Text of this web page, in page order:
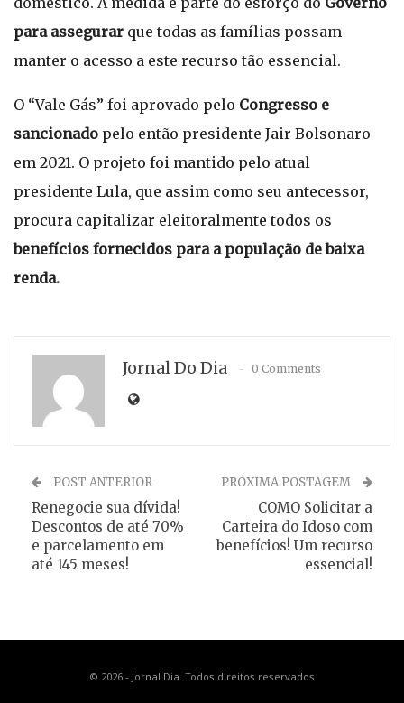
para assegurar que todas as famílias possam
manter o acesso a este recurso tão essencial.
O “Vale Gás” foi aprovado pelo Congresso e
sancionado pelo então presidente Jair Bolsonaro
em 2021. O projeto foi mantido pelo atual
presidente Lula, que assim como seu antecessor,
procura capitalizar eleitoralmente todos os
benefícios fornecidos para a população de baixa
renda.
Jornal Do Dia 0 Comments
POST ANTERIOR
Renegocie sua dívida!
Descontos de até 70%
e parcelamento em
até 145 meses!
PRÓXIMA POSTAGEM
COMO Solicitar a
Carteira do Idoso com
benefícios! Um recurso
essencial!
© 2026 - Jornal Dia. Todos direitos reservados